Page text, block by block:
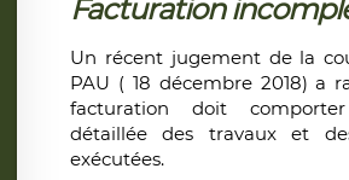
Facturation
Un récent jugement de la
PAU ( 18 décembre 2018) a
facturation doit
détaillée des travaux et
exécutées.